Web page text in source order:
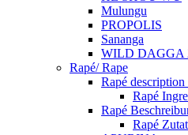
Mulungu
PROPOLIS
Sananga
WILD DAGGA
Rapé/ Rape
Rapé description
Rapé
Rapé
Rapé